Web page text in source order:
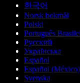
한국어
Norsk bokmål
Polski
Português
Русский
Українська
Español
Español (México)
Svenska